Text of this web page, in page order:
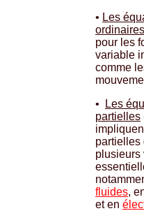
• Les
ordinaires
pour les
variable
comme
•
Les
partielles
partielles
plusieurs
fluides,
et en